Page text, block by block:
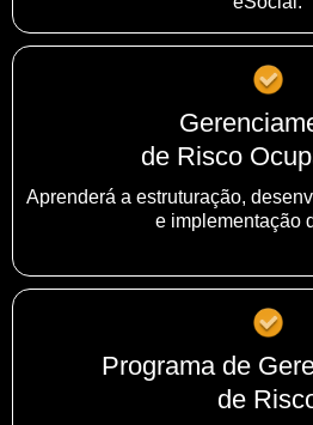
de Risco
Aprenderá a estruturação,
e implementação
Programa de
de